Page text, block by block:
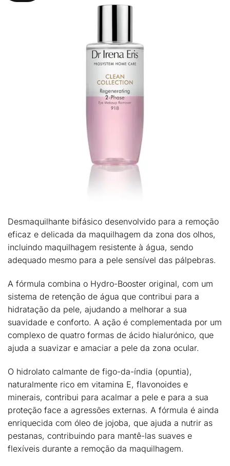
Desmaquilhante bifásico desenvolvido para a remoção
eficaz e delicada da maquilhagem da zona dos olhos,
incluindo maquilhagem resistente à água, sendo
adequado mesmo para a pele sensível das pálpebras.
A fórmula combina o Hydro-Booster original, com um
sistema de retenção de água que contribui para a
hidratação da pele, ajudando a melhorar a sua
suavidade e conforto. A ação é complementada por um
complexo de quatro formas de ácido hialurónico, que
ajuda a suavizar e amaciar a pele da zona ocular.
O hidrolato calmante de figo-da-índia (opuntia),
naturalmente rico em vitamina E, flavonoides e
minerais, contribui para acalmar a pele e para a sua
proteção face a agressões externas. A fórmula é ainda
enriquecida com óleo de jojoba, que ajuda a nutrir as
pestanas, contribuindo para mantê-las suaves e
flexíveis durante a remoção da maquilhagem.